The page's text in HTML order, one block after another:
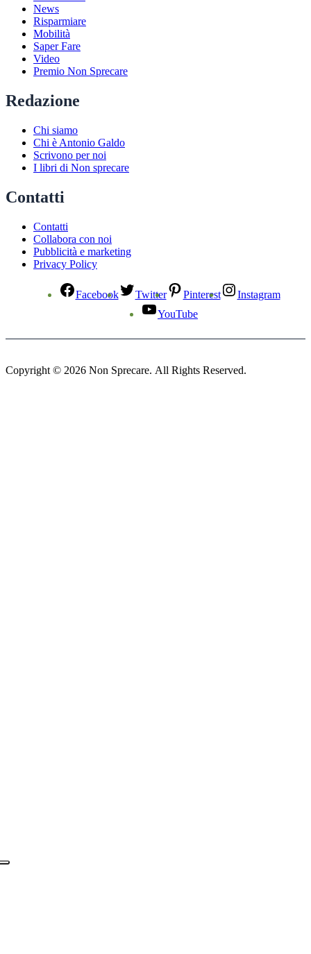
News
Risparmiare
Mobilità
Saper Fare
Video
Premio Non Sprecare
Redazione
Chi siamo
Chi è Antonio Galdo
Scrivono per noi
I libri di Non sprecare
Contatti
Contatti
Collabora con noi
Pubblicità e marketing
Privacy Policy
Facebook Twitter Pinterest
Instagram
YouTube
Copyright © 2026 Non Sprecare. All Rights Reserved.